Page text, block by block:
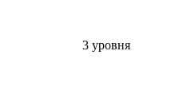
3 уровня